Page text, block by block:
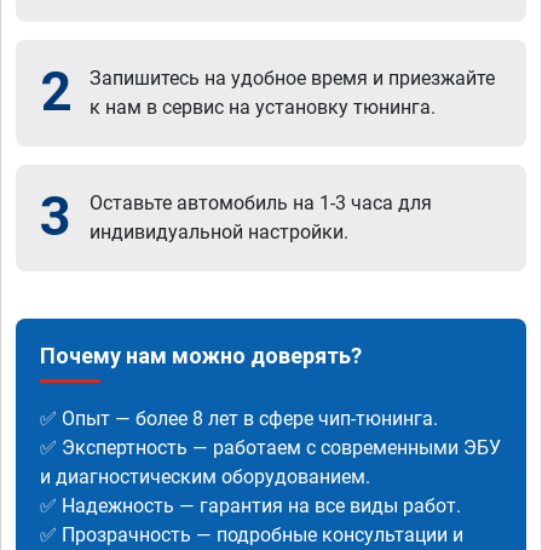
2
Запишитесь на удобное время и приезжайте
к нам в сервис на установку тюнинга.
3
Оставьте автомобиль на 1-3 часа для
индивидуальной настройки.
Почему нам можно доверять?
✅ Опыт — более 8 лет в сфере чип-тюнинга.
✅ Экспертность — работаем с современными ЭБУ
и диагностическим оборудованием.
✅ Надежность — гарантия на все виды работ.
✅ Прозрачность — подробные консультации и